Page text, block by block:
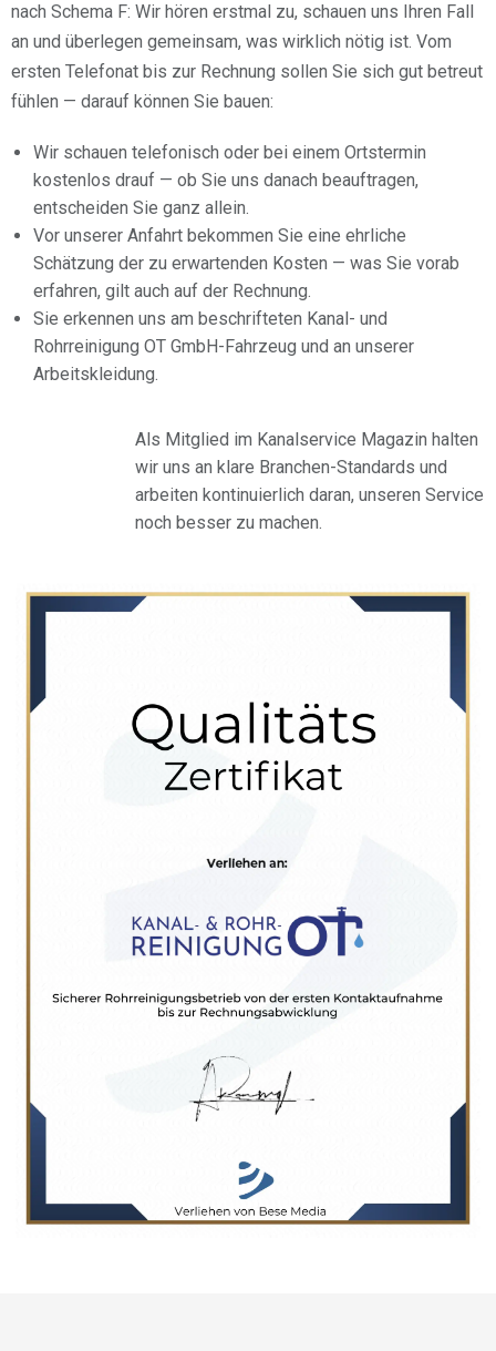
nach Schema F: Wir hören erstmal zu, schauen uns Ihren Fall
an und überlegen gemeinsam, was wirklich nötig ist. Vom
ersten Telefonat bis zur Rechnung sollen Sie sich gut betreut
fühlen — darauf können Sie bauen:
Wir schauen telefonisch oder bei einem Ortstermin
kostenlos drauf — ob Sie uns danach beauftragen,
entscheiden Sie ganz allein.
Vor unserer Anfahrt bekommen Sie eine ehrliche
Schätzung der zu erwartenden Kosten — was Sie vorab
erfahren, gilt auch auf der Rechnung.
Sie erkennen uns am beschrifteten Kanal- und
Rohrreinigung OT GmbH-Fahrzeug und an unserer
Arbeitskleidung.
Als Mitglied im Kanalservice Magazin halten
wir uns an klare Branchen-Standards und
arbeiten kontinuierlich daran, unseren Service
noch besser zu machen.